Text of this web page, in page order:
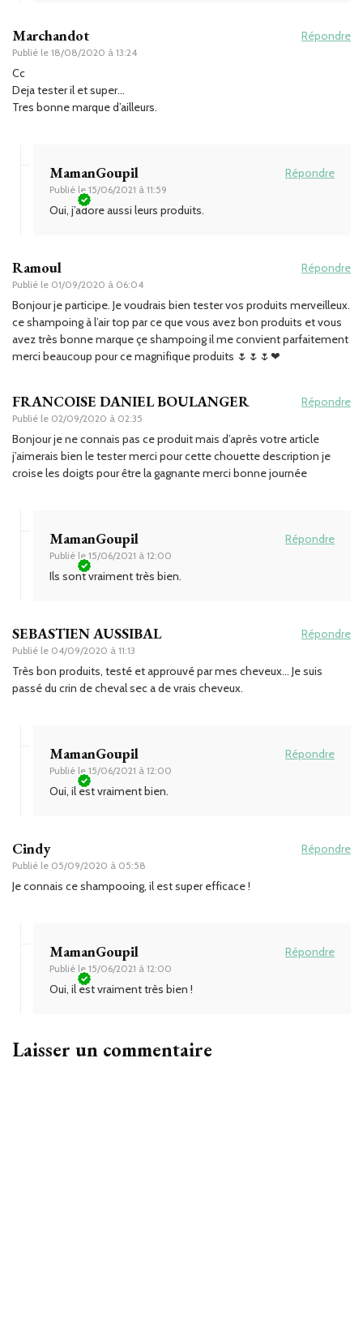
Marchandot
Publié le 18/08/2020 à 13:24
Répondre
Cc
Deja tester il et super…
Tres bonne marque d’ailleurs.
MamanGoupil
Publié le 15/06/2021 à 11:59
Répondre
Oui, j’adore aussi leurs produits.
Ramoul
Publié le 01/09/2020 à 06:04
Répondre
Bonjour je participe. Je voudrais bien tester vos produits merveilleux.
ce shampoing à l’air top par ce que vous avez bon produits et vous
avez très bonne marque çe shampoing il me convient parfaitement
merci beaucoup pour ce magnifique produits 🌷🌷🌷❤
FRANCOISE DANIEL BOULANGER
Publié le 02/09/2020 à 02:35
Répondre
Bonjour je ne connais pas ce produit mais d’après votre article
j’aimerais bien le tester merci pour cette chouette description je
croise les doigts pour être la gagnante merci bonne journée
MamanGoupil
Publié le 15/06/2021 à 12:00
Répondre
Ils sont vraiment très bien.
SEBASTIEN AUSSIBAL
Publié le 04/09/2020 à 11:13
Répondre
Très bon produits, testé et approuvé par mes cheveux… Je suis
passé du crin de cheval sec a de vrais cheveux.
MamanGoupil
Publié le 15/06/2021 à 12:00
Répondre
Oui, il est vraiment bien.
Cindy
Publié le 05/09/2020 à 05:58
Répondre
Je connais ce shampooing, il est super efficace !
MamanGoupil
Publié le 15/06/2021 à 12:00
Répondre
Oui, il est vraiment très bien !
Laisser un commentaire